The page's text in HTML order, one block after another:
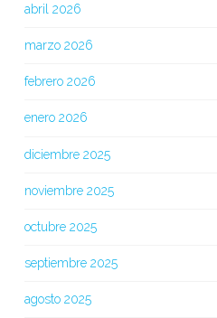
abril 2026
marzo 2026
febrero 2026
enero 2026
diciembre 2025
noviembre 2025
octubre 2025
septiembre 2025
agosto 2025